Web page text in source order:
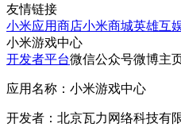
友情链接
小米应用商店小米商城英雄互
小米游戏中心
开发者平台微信公众号微博主
应用名称：小米游戏中心
开发者：北京瓦力网络科技有